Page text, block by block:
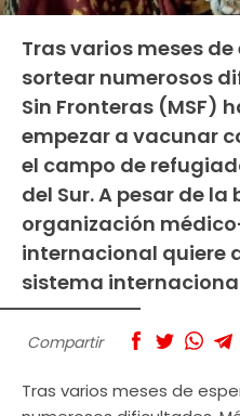
Tras varios meses
sortear numerosos
Sin Fronteras (MSF)
empezar a vacunar
el campo de
del Sur. A pesar de
organización
internacional quiere
sistema
Compartir
Tras varios meses de